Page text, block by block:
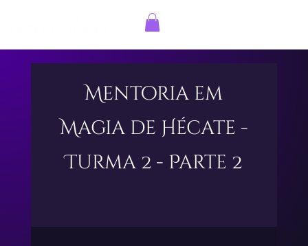
Mentoria em
Magia de Hécate -
Turma 2 - Parte 2